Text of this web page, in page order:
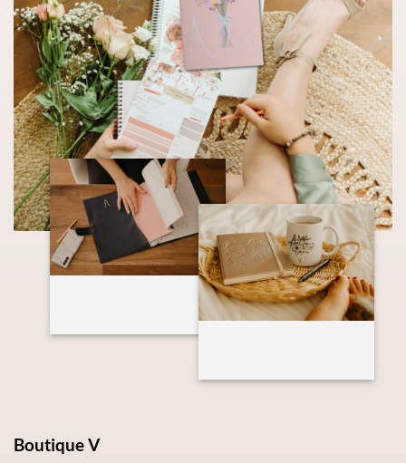
Boutique V